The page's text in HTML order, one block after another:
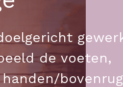
de voeten,